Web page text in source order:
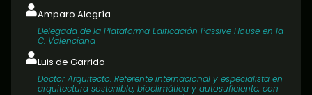
Amparo Alegría
Delegada de la Plataforma Edificación Passive House en la
C. Valenciana
Luis de Garrido
Doctor Arquitecto. Referente internacional y especialista en
arquitectura sostenible, bioclimática y autosuficiente, con